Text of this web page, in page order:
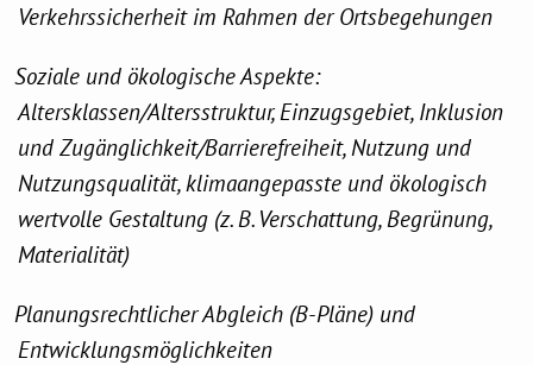
Verkehrssicherheit im Rahmen der Ortsbegehungen
Soziale und ökologische Aspekte:
Altersklassen/Altersstruktur, Einzugsgebiet, Inklusion
und Zugänglichkeit/Barrierefreiheit, Nutzung und
Nutzungsqualität, klimaangepasste und ökologisch
wertvolle Gestaltung (z. B. Verschattung, Begrünung,
Materialität)
Planungsrechtlicher Abgleich (B-Pläne) und
Entwicklungsmöglichkeiten